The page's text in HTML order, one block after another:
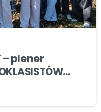
– plener